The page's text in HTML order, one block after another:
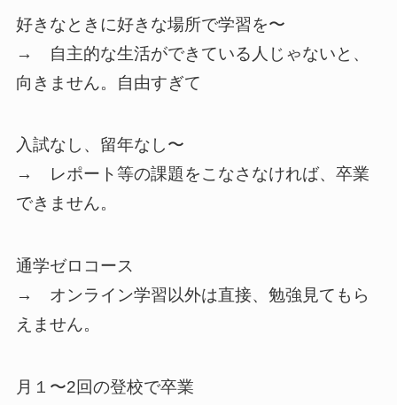
好きなときに好きな場所で学習を〜
→ 自主的な生活ができている人じゃないと、
向きません。自由すぎて
入試なし、留年なし〜
→ レポート等の課題をこなさなければ、卒業
できません。
通学ゼロコース
→ オンライン学習以外は直接、勉強見てもら
えません。
月１〜2回の登校で卒業